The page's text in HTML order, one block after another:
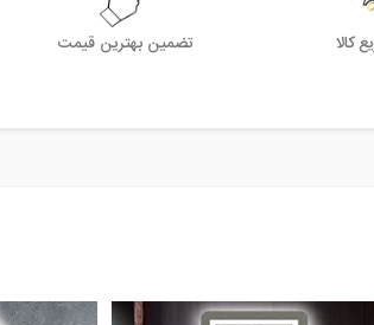
کالا تضمین بهترین قیمت